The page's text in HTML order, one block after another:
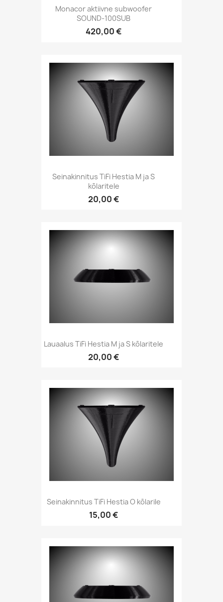
Kiirvaade
Monacor aktiivne subwoofer
SOUND-100SUB
420,00 €
Kiirvaade
Seinakinnitus TiFi Hestia M ja S
kõlaritele
20,00 €
Kiirvaade
Lauaalus TiFi Hestia M ja S kõlaritele
20,00 €
Kiirvaade
Seinakinnitus TiFi Hestia O kõlarile
15,00 €